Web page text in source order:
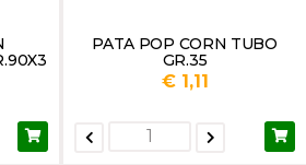
PATA POP CORN TUBO
GR.35
€ 1,11